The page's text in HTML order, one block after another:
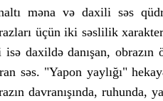
məna və daxili səs
üçün iki səslilik
daxildə danışan,
səs. "Yapon yaylığı"
davranışında, ruhunda,